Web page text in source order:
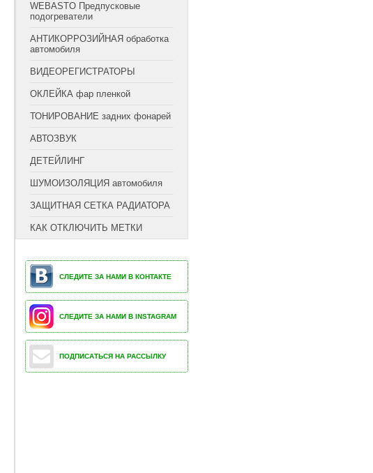
WEBASTO Предпусковые
подогреватели
АНТИКОРРОЗИЙНАЯ обработка
автомобиля
ВИДЕОРЕГИСТРАТОРЫ
ОКЛЕЙКА фар пленкой
ТОНИРОВАНИЕ задних фонарей
АВТОЗВУК
ДЕТЕЙЛИНГ
ШУМОИЗОЛЯЦИЯ автомобиля
ЗАЩИТНАЯ СЕТКА РАДИАТОРА
КАК ОТКЛЮЧИТЬ МЕТКИ
СЛЕДИТЕ ЗА НАМИ В КОНТАКТЕ
СЛЕДИТЕ ЗА НАМИ В INSTAGRAM
ПОДПИСАТЬСЯ НА РАССЫЛКУ